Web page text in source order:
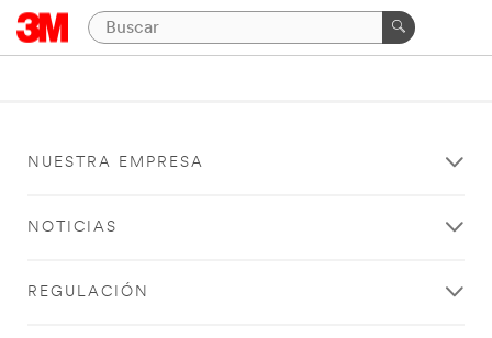
NUESTRA EMPRESA
NOTICIAS
REGULACIÓN